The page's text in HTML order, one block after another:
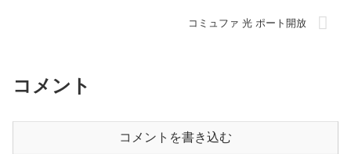
コミュファ 光 ポート開放
コメント
コメントを書き込む